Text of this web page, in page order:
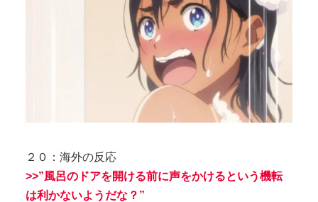
２０：海外の反応
>>”風呂のドアを開ける前に声をかけるという機転
は利かないようだな？”